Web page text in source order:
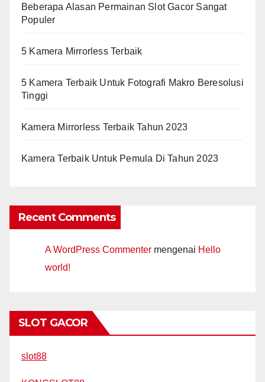
Beberapa Alasan Permainan Slot Gacor Sangat
Populer
5 Kamera Mirrorless Terbaik
5 Kamera Terbaik Untuk Fotografi Makro Beresolusi
Tinggi
Kamera Mirrorless Terbaik Tahun 2023
Kamera Terbaik Untuk Pemula Di Tahun 2023
Recent Comments
A WordPress Commenter mengenai Hello
world!
SLOT GACOR
slot88